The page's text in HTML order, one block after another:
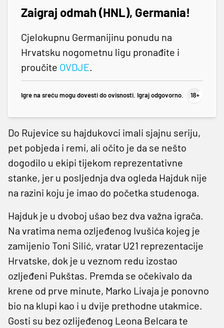
Zaigraj odmah (HNL), Germania!
Cjelokupnu Germanijinu ponudu na
Hrvatsku nogometnu ligu pronađite i
proučite OVDJE.
Igre na sreću mogu dovesti do ovisnosti. Igraj odgovorno.
Do Rujevice su hajdukovci imali sjajnu seriju,
pet pobjeda i remi, ali očito je da se nešto
dogodilo u ekipi tijekom reprezentativne
stanke, jer u posljednja dva ogleda Hajduk nije
na razini koju je imao do početka studenoga.
Hajduk je u dvoboj ušao bez dva važna igrača.
Na vratima nema ozljeđenog Ivušića kojeg je
zamijenio Toni Silić, vratar U21 reprezentacije
Hrvatske, dok je u veznom redu izostao
ozljeđeni Pukštas. Premda se očekivalo da
krene od prve minute, Marko Livaja je ponovno
bio na klupi kao i u dvije prethodne utakmice.
Gosti su bez ozlijeđenog Leona Belcara te